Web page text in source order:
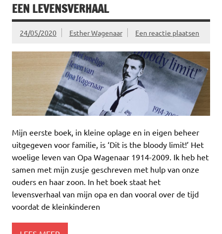
EEN LEVENSVERHAAL
24/05/2020 Esther Wagenaar Een reactie plaatsen
Mijn eerste boek, in kleine oplage en in eigen beheer
uitgegeven voor familie, is ‘Dit is the bloody limit!’ Het
woelige leven van Opa Wagenaar 1914-2009. Ik heb het
samen met mijn zusje geschreven met hulp van onze
ouders en haar zoon. In het boek staat het
levensverhaal van mijn opa en dan vooral over de tijd
voordat de kleinkinderen